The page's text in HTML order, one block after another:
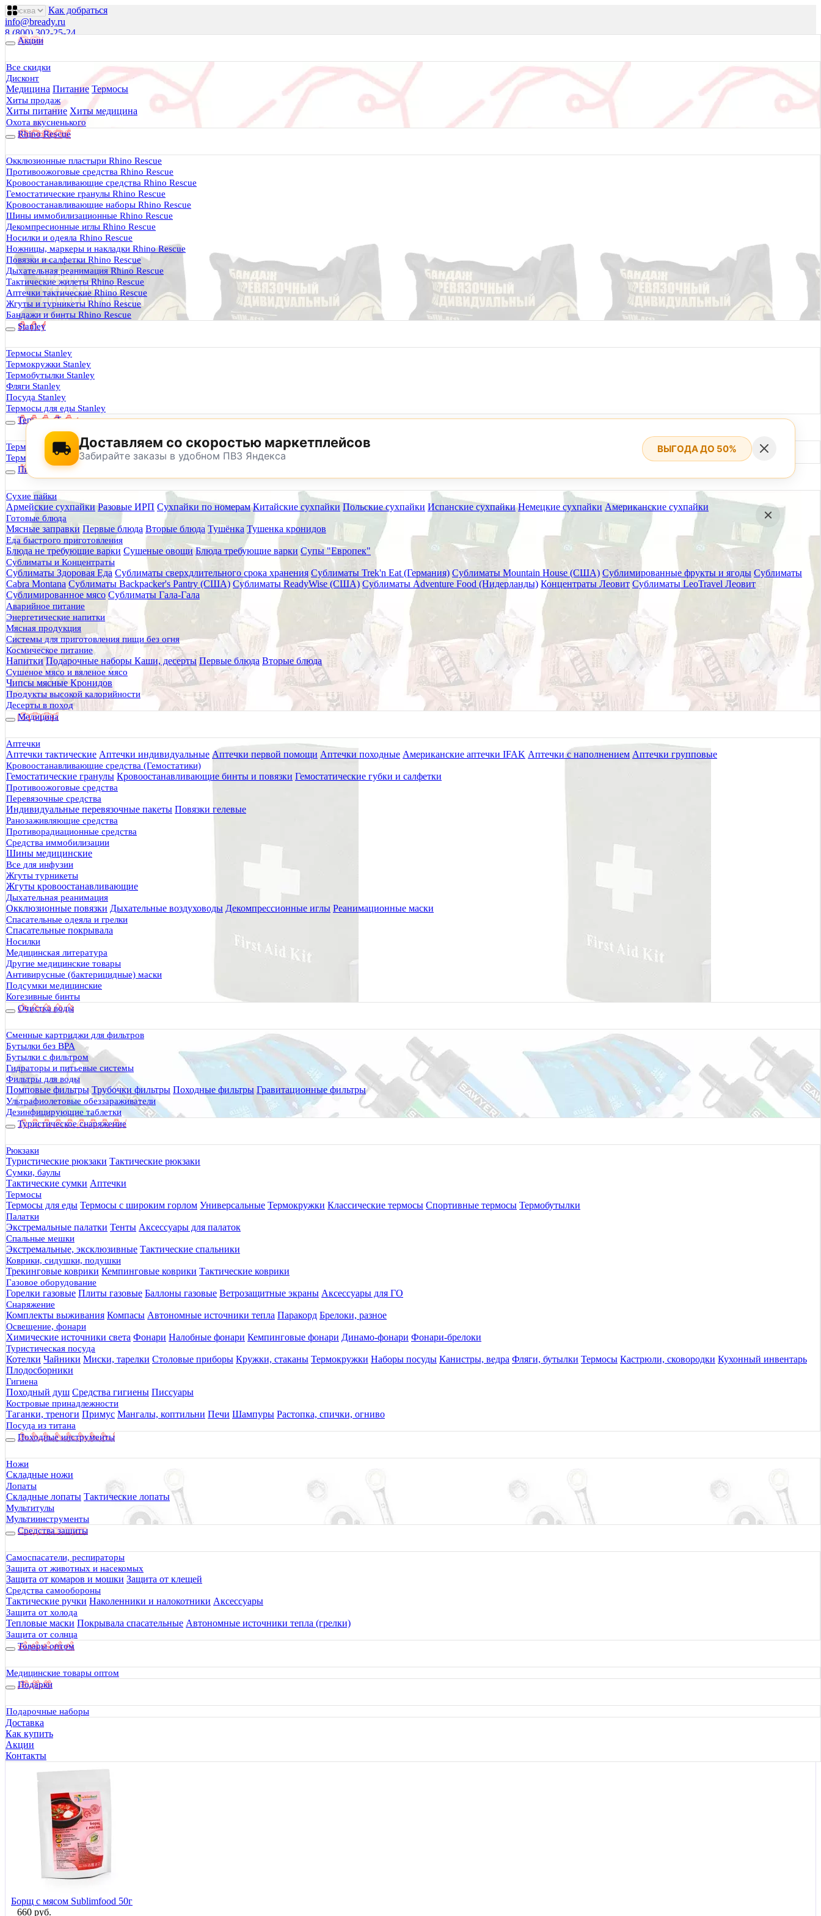
Как добраться
info@bready.ru
8 (800) 302-25-24
Пн 0900- 18
Будь Готов
Магазин походного снаряжения
все для туризма, охоты, рыбалки
Каталог
Акции
Все скидки
Дисконт
Медицина Питание Термосы
Хиты продаж
Хиты питание Хиты медицина
Охота вкусненького
Rhino Rescue
Окклюзионные пластыри Rhino Rescue
Противоожоговые средства Rhino Rescue
Кровоостанавливающие средства Rhino Rescue
Гемостатические гранулы Rhino Rescue
Кровоостанавливающие наборы Rhino Rescue
Шины иммобилизационные Rhino Rescue
Декомпресионные иглы Rhino Rescue
Носилки и одеяла Rhino Rescue
Ножницы, маркеры и накладки Rhino Rescue
Повязки и салфетки Rhino Rescue
Дыхательная реанимация Rhino Rescue
Тактические жилеты Rhino Rescue
Аптечки тактические Rhino Rescue
Жгуты и турникеты Rhino Rescue
Бандажи и бинты Rhino Rescue
Stanley
Термосы Stanley
Термокружки Stanley
Термобутылки Stanley
Фляги Stanley
Посуда Stanley
Термосы для еды Stanley
Термосы Tyeso
Термокружки Tyeso
Термобутылки Tyeso
Питание
Сухие пайки
Армейские сухпайки Разовые ИРП Сухпайки по номерам Китайские сухпайки Польские сухпайки Испанские сухпайки Немецкие сухпайки Американские сухпайки
Готовые блюда
Мясные заправки Первые блюда Вторые блюда Тушёнка Тушенка кронидов
Еда быстрого приготовления
Блюда не требующие варки Сушеные овощи Блюда требующие варки Супы "Европек"
Сублиматы и Концентраты
Сублиматы Здоровая Еда Сублиматы сверхдлительного срока хранения Сублиматы Trek'n Eat (Германия) Сублиматы Mountain House (США) Сублимированные фрукты и ягоды Сублиматы
Cabra Montana Сублиматы Backpacker's Pantry (США) Сублиматы ReadyWise (США) Сублиматы Adventure Food (Нидерланды) Концентраты Леовит Сублиматы LeoTravel Леовит
Сублимированное мясо Сублиматы Гала-Гала
Аварийное питание
Энергетические напитки
Мясная продукция
Системы для приготовления пищи без огня
Космическое питание
Напитки Подарочные наборы Каши, десерты Первые блюда Вторые блюда
Сушеное мясо и вяленое мясо
Чипсы мясные Кронидов
Продукты высокой калорийности
Десерты в поход
Медицина
Аптечки
Аптечки тактические Аптечки индивидуальные Аптечки первой помощи Аптечки походные Американские аптечки IFAK Аптечки с наполнением Аптечки групповые
Кровоостанавливающие средства (Гемостатики)
Гемостатические гранулы Кровоостанавливающие бинты и повязки Гемостатические губки и салфетки
Противоожоговые средства
Перевязочные средства
Индивидуальные перевязочные пакеты Повязки гелевые
Ранозаживляющие средства
Противорадиационные средства
Средства иммобилизации
Шины медицинские
Все для инфузии
Жгуты турникеты
Жгуты кровоостанавливающие
Дыхательная реанимация
Окклюзионные повязки Дыхательные воздуховоды Декомпрессионные иглы Реанимационные маски
Спасательные одеяла и грелки
Спасательные покрывала
Носилки
Медицинская литература
Другие медицинские товары
Антивирусные (бактерицидные) маски
Подсумки медицинские
Когезивные бинты
Очистка воды
Сменные картриджи для фильтров
Бутылки без BPA
Бутылки с фильтром
Гидраторы и питьевые системы
Фильтры для воды
Помповые фильтры Трубочки фильтры Походные фильтры Гравитационные фильтры
Ультрафиолетовые обеззараживатели
Дезинфицирующие таблетки
Туристическое снаряжение
Рюкзаки
Туристические рюкзаки Тактические рюкзаки
Сумки, баулы
Тактические сумки Аптечки
Термосы
Термосы для еды Термосы с широким горлом Универсальные Термокружки Классические термосы Спортивные термосы Термобутылки
Палатки
Экстремальные палатки Тенты Аксессуары для палаток
Спальные мешки
Экстремальные, эксклюзивные Тактические спальники
Коврики, сидушки, подушки
Трекинговые коврики Кемпинговые коврики Тактические коврики
Газовое оборудование
Горелки газовые Плиты газовые Баллоны газовые Ветрозащитные экраны Аксессуары для ГО
Снаряжение
Комплекты выживания Компасы Автономные источники тепла Паракорд Брелоки, разное
Освещение, фонари
Химические источники света Фонари Налобные фонари Кемпинговые фонари Динамо-фонари Фонари-брелоки
Туристическая посуда
Котелки Чайники Миски, тарелки Столовые приборы Кружки, стаканы Термокружки Наборы посуды Канистры, ведра Фляги, бутылки Термосы Кастрюли, сковородки Кухонный инвентарь
Плодосборники
Гигиена
Походный душ Средства гигиены Писсуары
Костровые принадлежности
Таганки, треноги Примус Мангалы, коптильни Печи Шампуры Растопка, спички, огниво
Посуда из титана
Походные инструменты
Ножи
Складные ножи
Лопаты
Складные лопаты Тактические лопаты
Мультитулы
Мультиинструменты
Средства защиты
Самоспасатели, респираторы
Защита от животных и насекомых
Защита от комаров и мошки Защита от клещей
Средства самообороны
Тактические ручки Наколенники и налокотники Аксессуары
Защита от холода
Тепловые маски Покрывала спасательные Автономные источники тепла (грелки)
Защита от солнца
Товары оптом
Медицинские товары оптом
Подарки
Подарочные наборы
Доставка
Как купить
Акции
Контакты
0 руб.
0
0
Тактическая медицина
Еда в дорогу
Термосы Stanley
Фильтры для воды
Оплата и доставка
Гарантия и возврат
Оптовикам
Контакты
Будь Готов.
0
8 (495) 782-73-32
Доставляем со скоростью маркетплейсов
Забирайте заказы в удобном ПВЗ Яндекса
ВЫГОДА ДО 50%
По техническим причинам магазин не будет работать на самовывоз в субботу 8 и 15 августа.
Заранее корректируйте дату и время посещения магазина.
Главная
Каталог брендов
Sublimfood
Sublimfood
Сортировать:
Фильтры
Сортировка
сначала дешёвые
сначала дорогие
сначала популярные
Суп-пюре из грибов с сухариками Sublimfood 50г
580 руб.
В корзину
Щи со шпинатом и курицей Sublimfood 50г
600 руб.
Каша овсяная на кокосовом молоке с бананом Sublimfood 60г
580 руб.
Рассольник с мясом Sublimfood 50г
Борщ с мясом Sublimfood 50г
660 руб.